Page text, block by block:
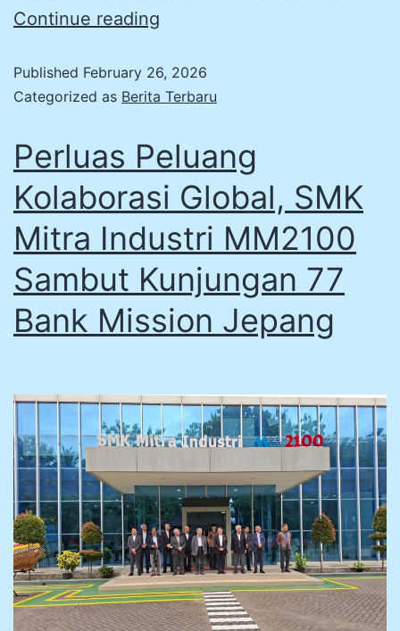
Continue reading
Published February 26, 2026
Categorized as Berita Terbaru
Perluas Peluang
Kolaborasi Global, SMK
Mitra Industri MM2100
Sambut Kunjungan 77
Bank Mission Jepang